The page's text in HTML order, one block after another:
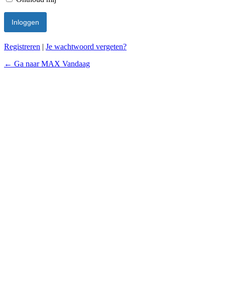
Registreren | Je wachtwoord vergeten?
← Ga naar MAX Vandaag